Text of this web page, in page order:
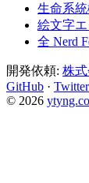
生命系
絵文字
全 Nerd
開発依頼: 株式
GitHub · Twitter
© 2026